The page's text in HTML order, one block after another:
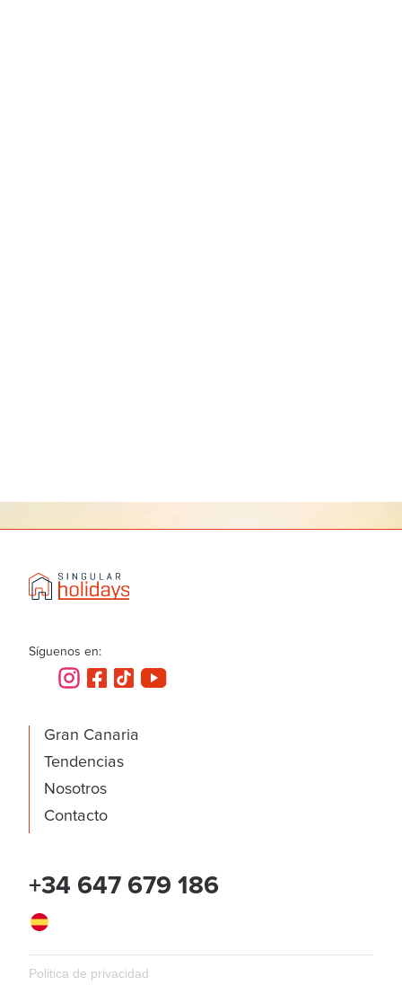
Síguenos en:
Gran Canaria
Tendencias
Nosotros
Contacto
+34 647 679 186
Politica de privacidad